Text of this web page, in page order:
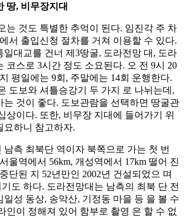
땅, 비무장지대
는 것도 특별한 추억이 된다. 임진각 주 차
서 출입신청 절차를 거쳐 이용할 수 있다.
일대교를 건너 제3땅굴, 도라전망 대, 도라
코스로 3시간 정도 소요된다. 오 전 9시 20
평일에는 9회, 주말에는 14회 운행한다.
도보와 셔틀승강기 두 가지 로 나뉘는데,
는 것이 좋다. 도보관람을 선택하면 땅굴관
상이다. 또한, 비무장 지대에 들어가기 위
요하니 참고하자.
남측 최북단 역이자 북쪽으로 가는 첫 번
울역에서 56km, 개성역에서 17km 떨어 진
단된 지 52년만인 2002년 건설되었으 며
도 하다. 도라전망대는 남측의 최북 단 전
일성 동상, 송악산, 기정동 마을 등 을 볼 수
인이 정해져 있어 함부로 촬영 은 할 수 없